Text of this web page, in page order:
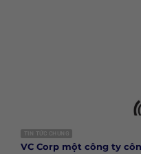
TIN TỨC CHUNG
VC Corp một công ty